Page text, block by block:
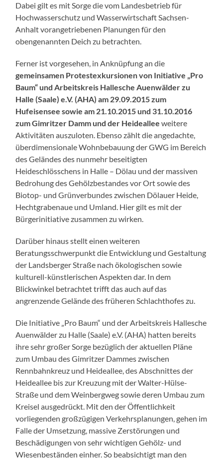
Dabei gilt es mit Sorge die vom Landesbetrieb für
Hochwasserschutz und Wasserwirtschaft Sachsen-
Anhalt vorangetriebenen Planungen für den
obengenannten Deich zu betrachten.
Ferner ist vorgesehen, in Anknüpfung an die
gemeinsamen Protestexkursionen von Initiative „Pro
Baum“ und Arbeitskreis Hallesche Auenwälder zu
Halle (Saale) e.V. (AHA) am 29.09.2015 zum
Hufeisensee sowie am 21.10.2015 und 31.10.2016
zum Gimritzer Damm und der Heideallee weitere
Aktivitäten auszuloten. Ebenso zählt die angedachte,
überdimensionale Wohnbebauung der GWG im Bereich
des Geländes des nunmehr beseitigten
Heideschlösschens in Halle – Dölau und der massiven
Bedrohung des Gehölzbestandes vor Ort sowie des
Biotop- und Grünverbundes zwischen Dölauer Heide,
Hechtgrabenaue und Umland. Hier gilt es mit der
Bürgerinitiative zusammen zu wirken.
Darüber hinaus stellt einen weiteren
Beratungsschwerpunkt die Entwicklung und Gestaltung
der Landsberger Straße nach ökologischen sowie
kulturell-künstlerischen Aspekten dar. In dem
Blickwinkel betrachtet trifft das auch auf das
angrenzende Gelände des früheren Schlachthofes zu.
Die Initiative „Pro Baum“ und der Arbeitskreis Hallesche
Auenwälder zu Halle (Saale) e.V. (AHA) hatten bereits
ihre sehr großer Sorge bezüglich der aktuellen Pläne
zum Umbau des Gimritzer Dammes zwischen
Rennbahnkreuz und Heideallee, des Abschnittes der
Heideallee bis zur Kreuzung mit der Walter-Hülse-
Straße und dem Weinbergweg sowie deren Umbau zum
Kreisel ausgedrückt. Mit den der Öffentlichkeit
vorliegenden großzügigen Verkehrsplanungen, gehen im
Falle der Umsetzung, massive Zerstörungen und
Beschädigungen von sehr wichtigen Gehölz- und
Wiesenbeständen einher. So beabsichtigt man den